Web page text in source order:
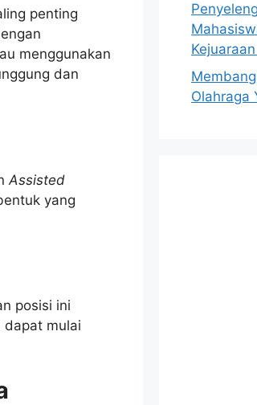
penting
menggunakan
dan
Assisted
yang
posisi ini
dapat mulai
Olahraga